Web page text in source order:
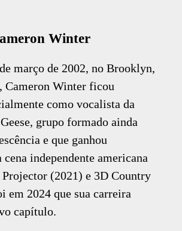
Winter
março de 2002, no Brooklyn,
Cameron Winter ficou
como vocalista da
grupo formado ainda
e que ganhou
cena independente americana
Projector (2021) e 3D Country
em 2024 que sua carreira
capítulo.